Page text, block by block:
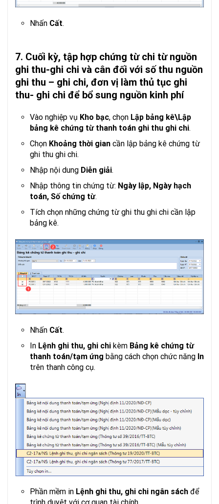
Nhấn Cất.
7. Cuối kỳ, tập hợp chứng từ chi từ nguồn
ghi thu-ghi chi và cân đối với số thu nguồn
ghi thu – ghi chi, đơn vị làm thủ tục ghi
thu- ghi chi để bổ sung nguồn kinh phí
Vào nghiệp vụ Kho bạc, chọn Lập bảng kê\Lập
bảng kê chứng từ thanh toán ghi thu ghi chi.
Chọn Khoảng thời gian cần lập bảng kê chứng từ
ghi thu ghi chi.
Nhập nội dung Diễn giải.
Nhập thông tin chứng từ: Ngày lập, Ngày hạch
toán, Số chứng từ.
Tích chọn những chứng từ ghi thu ghi chi cần lập
bảng kê.
Nhấn Cất.
In Lệnh ghi thu, ghi chi kèm Bảng kê chứng từ
thanh toán/tạm ứng bằng cách chọn chức năng In
trên thanh công cụ.
Phần mềm in Lệnh ghi thu, ghi chi ngân sách để